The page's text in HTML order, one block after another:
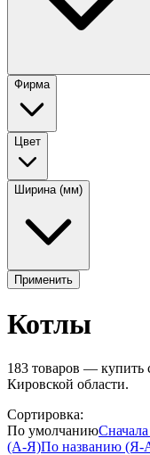
Фирма
Цвет
Ширина (мм)
Применить
Котлы
183 товаров — купить
Кировской области.
Сортировка:
По умолчанию
(А-Я)По названию (Я-